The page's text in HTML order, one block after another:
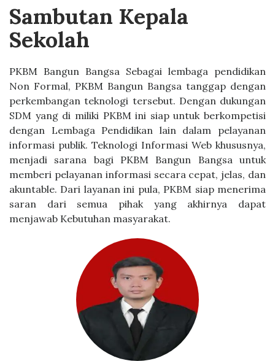
Sambutan Kepala
Sekolah
PKBM Bangun Bangsa Sebagai lembaga pendidikan
Non Formal, PKBM Bangun Bangsa tanggap dengan
perkembangan teknologi tersebut. Dengan dukungan
SDM yang di miliki PKBM ini siap untuk berkompetisi
dengan Lembaga Pendidikan lain dalam pelayanan
informasi publik. Teknologi Informasi Web khususnya,
menjadi sarana bagi PKBM Bangun Bangsa untuk
memberi pelayanan informasi secara cepat, jelas, dan
akuntable. Dari layanan ini pula, PKBM siap menerima
saran dari semua pihak yang akhirnya dapat
menjawab Kebutuhan masyarakat.